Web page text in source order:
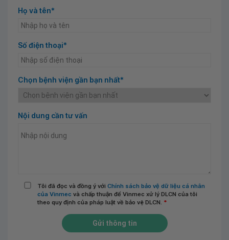
Họ và tên*
Số điện thoại*
Chọn bệnh viện gần bạn nhất*
Nội dung cần tư vấn
Tôi đã đọc và đồng ý với Chính sách bảo vệ dữ liệu cá nhân
của Vinmec và chấp thuận để Vinmec xử lý DLCN của tôi
theo quy định của pháp luật về bảo vệ DLCN. *
Gửi thông tin